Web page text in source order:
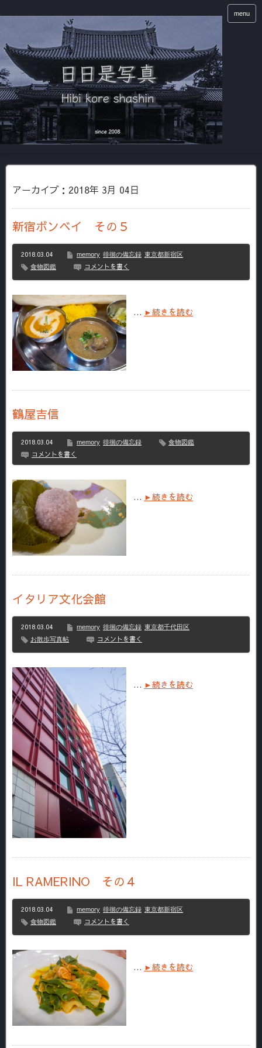
menu
アーカイブ：2018年 3月 04日
新宿ボンベイ その５
2018.03.04 memory 徘徊の備忘録 東京都新宿区
食物図鑑
コメントを書く
… ►続きを読む
鶴屋吉信
2018.03.04 memory 徘徊の備忘録 食物図鑑
コメントを書く
… ►続きを読む
イタリア文化会館
2018.03.04 memory 徘徊の備忘録 東京都千代田区
お散歩写真帖
コメントを書く
… ►続きを読む
IL RAMERINO その４
2018.03.04 memory 徘徊の備忘録 東京都新宿区
食物図鑑
コメントを書く
… ►続きを読む